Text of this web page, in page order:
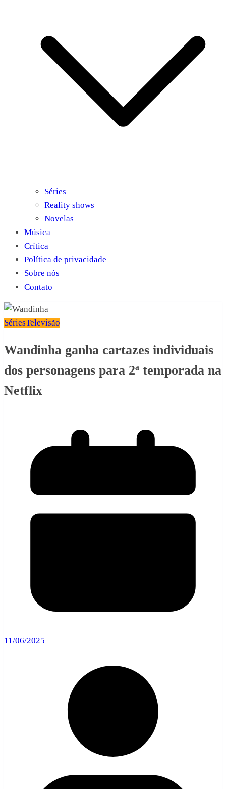
Séries
Reality shows
Novelas
Música
Crítica
Política de privacidade
Sobre nós
Contato
SériesTelevisão
Wandinha ganha cartazes individuais
dos personagens para 2ª temporada na
Netflix
11/06/2025